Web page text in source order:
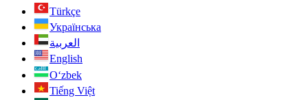
Türkçe
Українська
العربية
English
O‘zbek
Tiếng Việt